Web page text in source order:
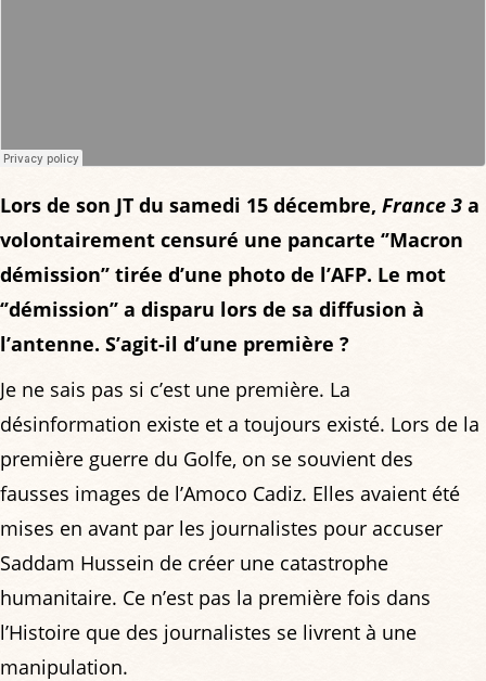
Lors de son JT du samedi 15 décembre, France 3 a
volontairement censuré une pancarte ‘’Macron
démission’’ tirée d’une photo de l’AFP. Le mot
‘’démission’’ a disparu lors de sa diffusion à
l’antenne. S’agit-il d’une première ?
Je ne sais pas si c’est une première. La
désinformation existe et a toujours existé. Lors de la
première guerre du Golfe, on se souvient des
fausses images de l’Amoco Cadiz. Elles avaient été
mises en avant par les journalistes pour accuser
Saddam Hussein de créer une catastrophe
humanitaire. Ce n’est pas la première fois dans
l’Histoire que des journalistes se livrent à une
manipulation.